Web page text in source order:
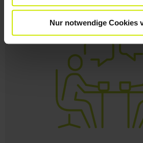
Nur notwendige Cookies